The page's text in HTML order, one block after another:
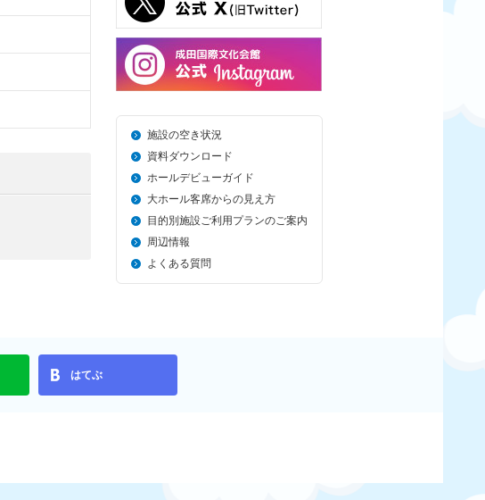
施設の空き状況
資料ダウンロード
ホールデビューガイド
大ホール客席からの見え方
目的別施設ご利用プランのご案内
周辺情報
よくある質問
はてぶ